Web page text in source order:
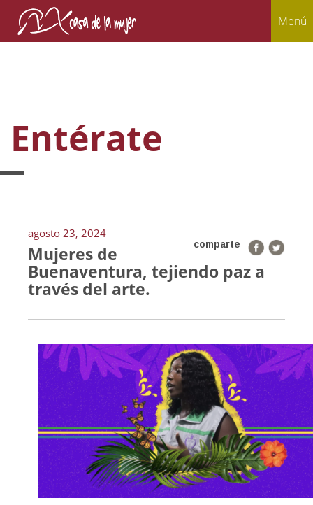
Menú
Entérate
agosto 23, 2024
comparte
Mujeres de
Buenaventura, tejiendo paz a
través del arte.